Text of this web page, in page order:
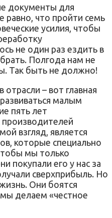
документы для
равно, что пройти семь
усилия, чтобы
не один раз ездить в
Полгода нам не
Так быть не должно!
– вот главная
малым
пять лет
производителей
взгляд, является
которые специально
мы только
покупали его у нас за
сверхприбыль. Но
Они боятся
делаем «честное